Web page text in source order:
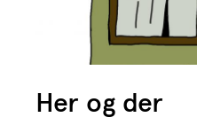
Her og der